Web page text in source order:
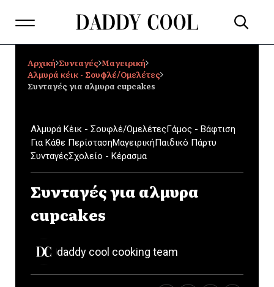
Αρχική Συνταγές Μαγειρική
Αλμυρά κέικ - Σουφλέ/Ομελέτες
Συνταγές για αλμυρα cupcakes
Αλμυρά Κέικ - Σουφλέ/ΟμελέτεςΓάμος - Βάφτιση
Για Κάθε ΠερίστασηΜαγειρικήΠαιδικό Πάρτυ
ΣυνταγέςΣχολείο - Κέρασμα
Συνταγές για αλμυρα
cupcakes
daddy cool cooking team